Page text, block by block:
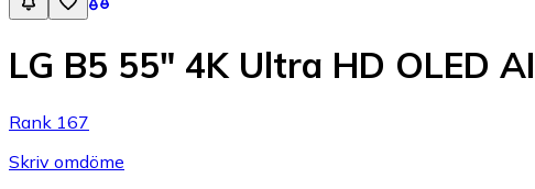
LG B5 55" 4K Ultra HD OLED
Rank 167
Skriv omdöme